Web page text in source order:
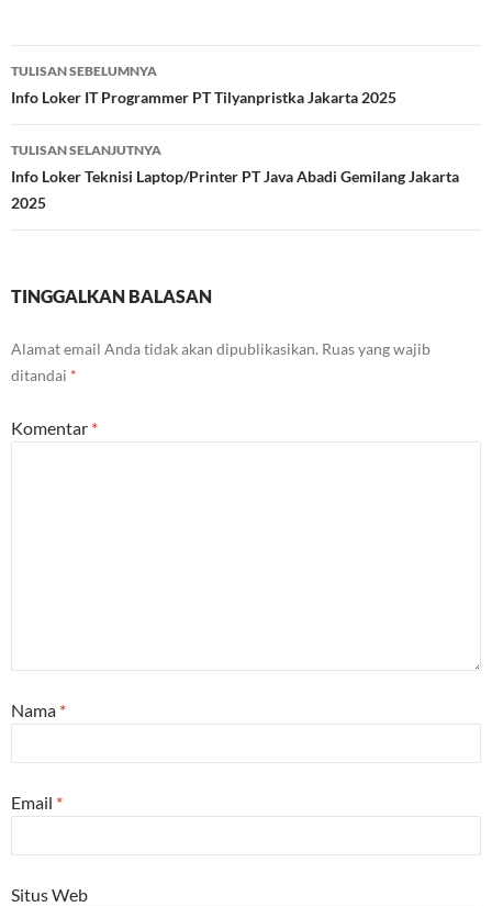
Navigasi
Tulisan
TULISAN SEBELUMNYA
Info Loker IT Programmer PT Tilyanpristka Jakarta 2025
TULISAN SELANJUTNYA
Info Loker Teknisi Laptop/Printer PT Java Abadi Gemilang Jakarta
2025
TINGGALKAN BALASAN
Alamat email Anda tidak akan dipublikasikan. Ruas yang wajib
ditandai *
Komentar *
Nama *
Email *
Situs Web